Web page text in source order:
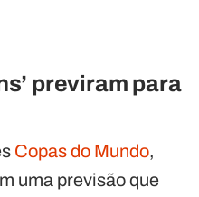
previram para
Copas do Mundo,
uma previsão que